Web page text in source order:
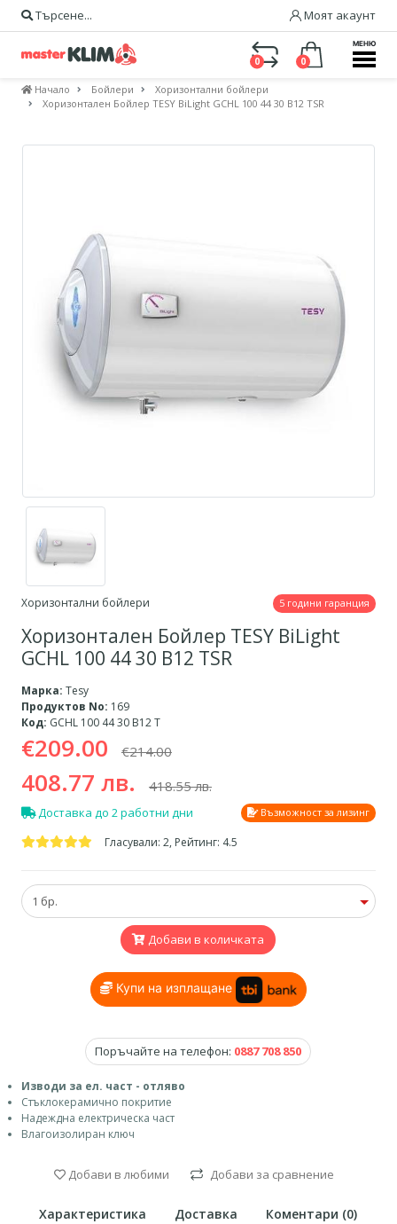
Търсене... Моят акаунт
0 0
МЕНЮ
Начало Бойлери
Хоризонтални бойлери
Хоризонтален Бойлер TESY BiLight GCHL 100 44 30 B12 TSR
Хоризонтални бойлери 5 години гаранция
Хоризонтален Бойлер TESY BiLight
GCHL 100 44 30 B12 TSR
Марка: Tesy
Продуктов No: 169
Код: GCHL 100 44 30 B12 T
€209.00 €214.00
408.77 лв. 418.55 лв.
Доставка до 2 работни дни Възможност за лизинг
Гласували: 2, Рейтинг: 4.5
Добави в количката
Купи на изплащане
Поръчайте на телефон: 0887 708 850
Изводи за ел. част - отляво
Стъклокерамично покритие
Надеждна електрическа част
Влагоизолиран ключ
Добави в любими Добави за сравнение
Характеристика Доставка Коментари (0)